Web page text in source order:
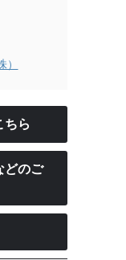
ちら
どのご